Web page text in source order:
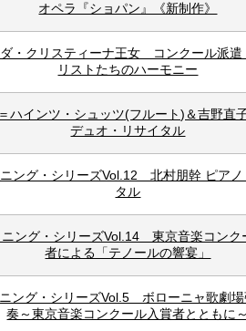
オペラ『ショパン』《新制作》
ダ・クリスティーナ王女 コンクール派
リストたちのハーモニー
ハインツ・シュッツ(フルート)＆吉野直
デュオ・リサイタル
ング・シリーズVol.12 北村朋幹 ピアノ
タル
ニング・シリーズVol.14 東京音楽コンク
者による「テノールの響宴」
ング・シリーズVol.5 ボローニャ歌劇
奏～東京音楽コンクール入賞者とともに